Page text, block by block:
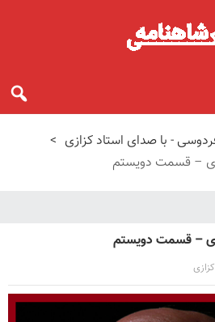
- با صدای استاد کزازی >
– قسمت دویستم
– قسمت دویستم